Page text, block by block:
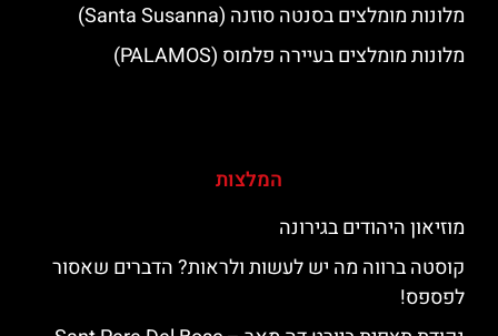
מלונות מומלצים בסנטה סוזנה (Santa Susanna)
מלונות מומלצים בעיירה פלמוס (PALAMOS)
המלצות
מוזיאון היהודים בגירונה
קוסטה ברווה מה יש לעשות ולראות? הדברים שאסור
לפספס!